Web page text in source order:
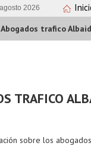
2026
Abogados trafico
TRAFICO
sobre los